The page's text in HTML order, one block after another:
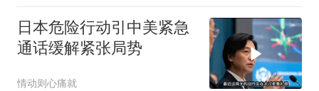
日本危险行动引中美紧急
通话缓解紧张局势
情动则心痛就